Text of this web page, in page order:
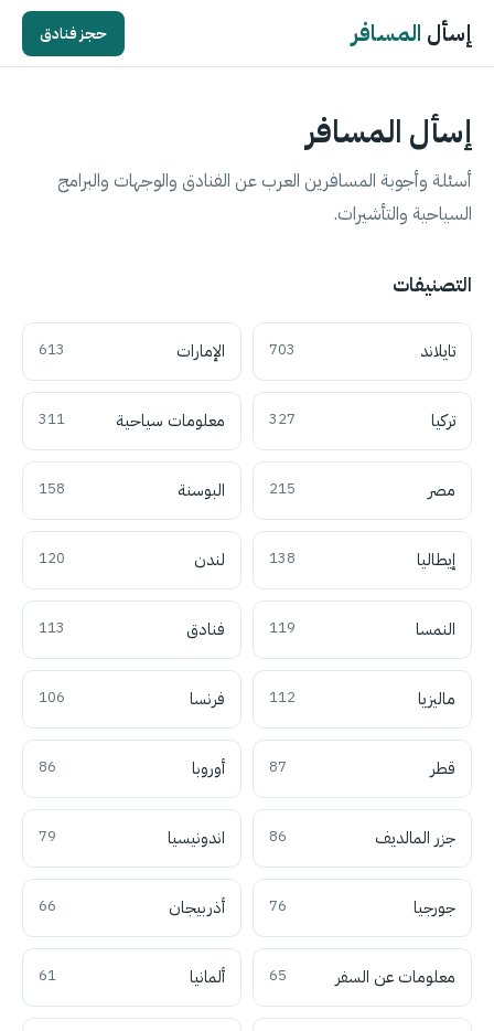
إسأل المسافر حجز فنادق
إسأل المسافر
أسئلة وأجوبة المسافرين العرب عن الفنادق والوجهات والبرامج
السياحية والتأشيرات.
التصنيفات
تايلاند 703 الإمارات 613
تركيا 327 معلومات سياحية 311
مصر 215 البوسنة 158
إيطاليا 138 لندن 120
النمسا 119 فنادق 113
ماليزيا 112 فرنسا 106
قطر 87 أوروبا 86
جزر المالديف 86 اندونيسيا 79
جورجيا 76 أذربيجان 66
معلومات عن السفر 65 ألمانيا 61